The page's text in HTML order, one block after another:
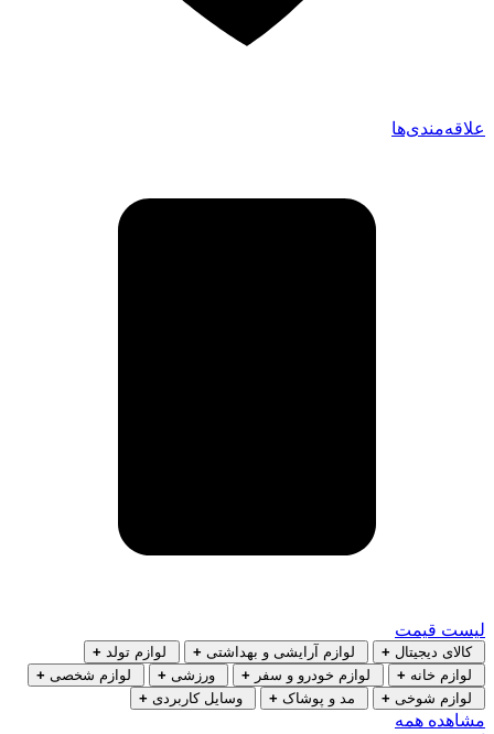
علاقه‌مندی‌ها
لیست قیمت
کالای دیجیتال + لوازم آرایشی و بهداشتی + لوازم تولد +
لوازم خانه + لوازم خودرو و سفر + ورزشی + لوازم شخصی +
لوازم شوخی + مد و پوشاک + وسایل کاربردی +
مشاهده همه